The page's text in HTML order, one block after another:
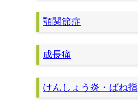
顎関節症
成長痛
けんしょう炎・ばね指